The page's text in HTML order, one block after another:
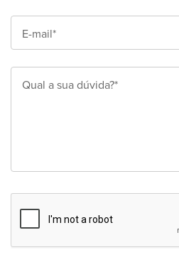
E-mail*
Qual a sua dúvida?*